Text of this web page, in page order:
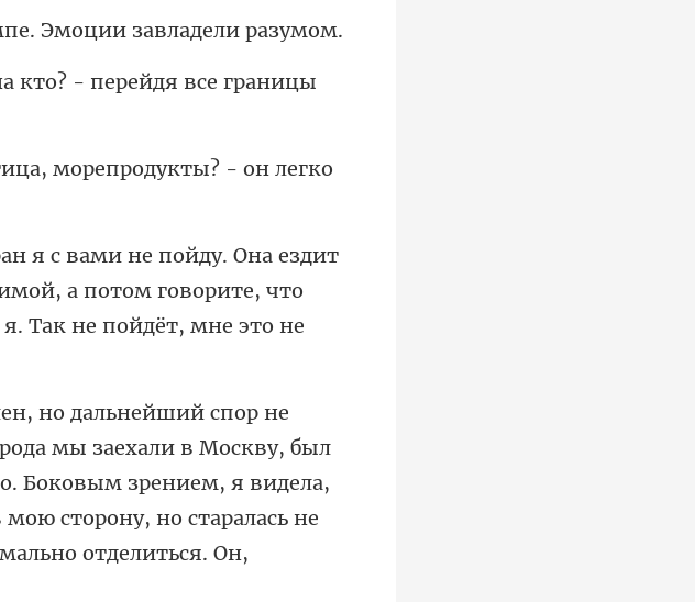
Эмо
кто? - пере
морепродукты? - он
а потом говорите, что
в Москву, был
Боковым зрением, я видела,